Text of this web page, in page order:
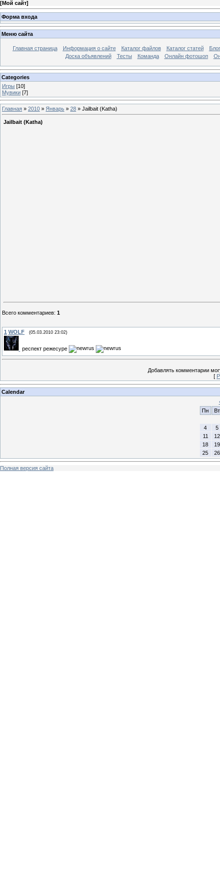
[Мой сайт]
Форма входа
Меню сайта
Главная страница Информация о сайте Каталог файлов Каталог статей
Блог
Доска объявлений
Тесты Команда Онлайн фотошоп
Categories
Игры [10]
Мувики [7]
Главная » 2010 » Январь » 28 » Jailbait (Katha)
Jailbait (Katha)
Всего комментариев: 1
1 WOLF (05.03.2010 23:02)
респект режесуре
Добавлять комментарии
[
Calendar
Пн
Вт
4
5
11
12
18
19
25
26
Полная версия сайта